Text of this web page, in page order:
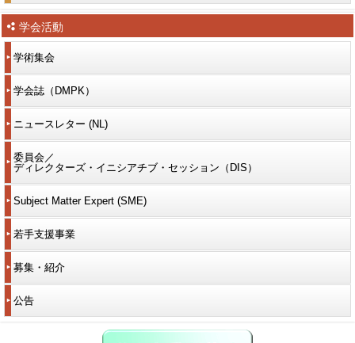
学会活動
学術集会
学会誌（DMPK）
ニュースレター (NL)
委員会／
ディレクターズ・イニシアチブ・セッション（DIS）
Subject Matter Expert (SME)
若手支援事業
募集・紹介
公告